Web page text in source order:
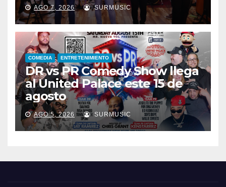
AGO 7, 2026 SURMUSIC
COMEDIA ENTRETENIMIENTO
DR vs PR Comedy Show llega
al United Palace este 15 de
agosto
AGO 5, 2026 SURMUSIC